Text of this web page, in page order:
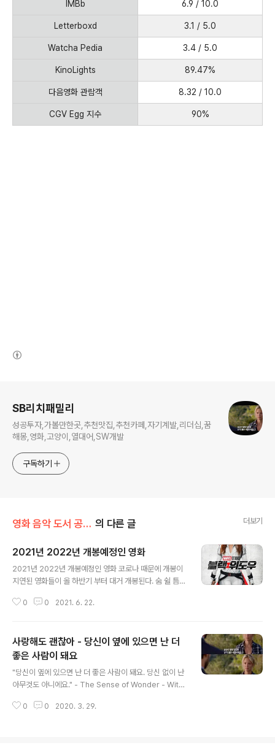
IMBb 6.9 / 10.0
Letterboxd 3.1 / 5.0
Watcha Pedia 3.4 / 5.0
KinoLights 89.47%
다음영화 관람객 8.32 / 10.0
CGV Egg 지수 90%
SB리치패밀리
성공투자,가볼만한곳,추천맛집,추천카페,자기계발,리더십,꿈
해몽,영화,고양이,열대어,SW개발
구독하기
영화 음악 도서 공연 방송 의 다른 글 더보기
2021년 2022년 개봉예정인 영화
2021년 2022년 개봉예정인 영화 코로나 때문에 개봉이
지연된 영화들이 올 하반기 부터 대거 개봉된다. 숨 쉴 틈
3일 킬러의 보디가드 2 6월 30일 체르노빌 1986 7월 7
맨 - 퍼스트 에이전트 9월 3일 ‘샹치‘ 앤 더 레전드 오브 더
텐 링스 10월 듄 11월 5일 이터널스 12월 22일 매트릭스
4 12월 23일 ‘스파이더맨 3’(Spider-Man) 12월 웨스트
사이드 스토리 2022년 1월 ‘모비우스’(Morbius) 3월 더
2 저스티스 리그 ..
0 0 2021. 6. 22.
사랑해도 괜찮아 - 당신이 옆에 있으면 난 더
좋은 사람이 돼요
"당신이 옆에 있으면 난 더 좋은 사람이 돼요. 당신 없이 난
아무것도 아니에요." - The Sense of Wonder - With
0 0 2020. 3. 29.